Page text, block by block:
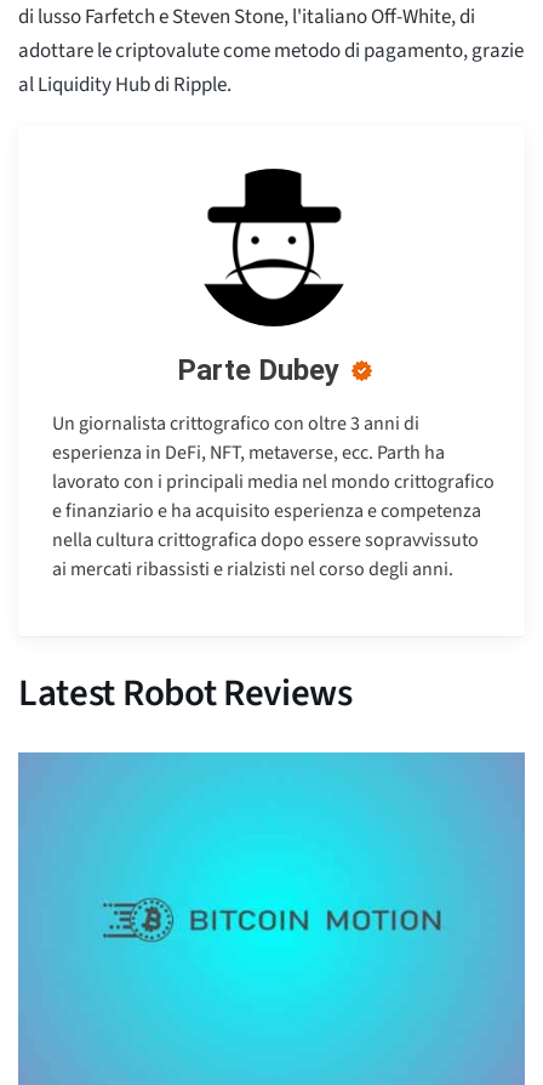
di lusso Farfetch e Steven Stone, l'italiano Off-White, di
adottare le criptovalute come metodo di pagamento, grazie
al Liquidity Hub di Ripple.
Parte Dubey
Un giornalista crittografico con oltre 3 anni di
esperienza in DeFi, NFT, metaverse, ecc. Parth ha
lavorato con i principali media nel mondo crittografico
e finanziario e ha acquisito esperienza e competenza
nella cultura crittografica dopo essere sopravvissuto
ai mercati ribassisti e rialzisti nel corso degli anni.
Latest Robot Reviews